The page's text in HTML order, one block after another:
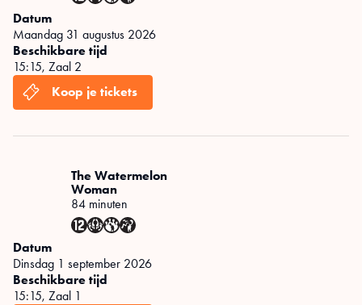
Datum
maandag 31 augustus 2026
Beschikbare tijd
15:15, Zaal 2
The Watermelon
Woman
84 minuten
Datum
dinsdag 1 september 2026
Beschikbare tijd
15:15, Zaal 1